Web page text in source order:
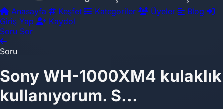
Anasayfa Keşfet Kategoriler Üyeler
Blog
Giriş Yap
Kaydol
Soru Sor
Soru
Sony WH-1000XM4 kulaklık
kullanıyorum. S...